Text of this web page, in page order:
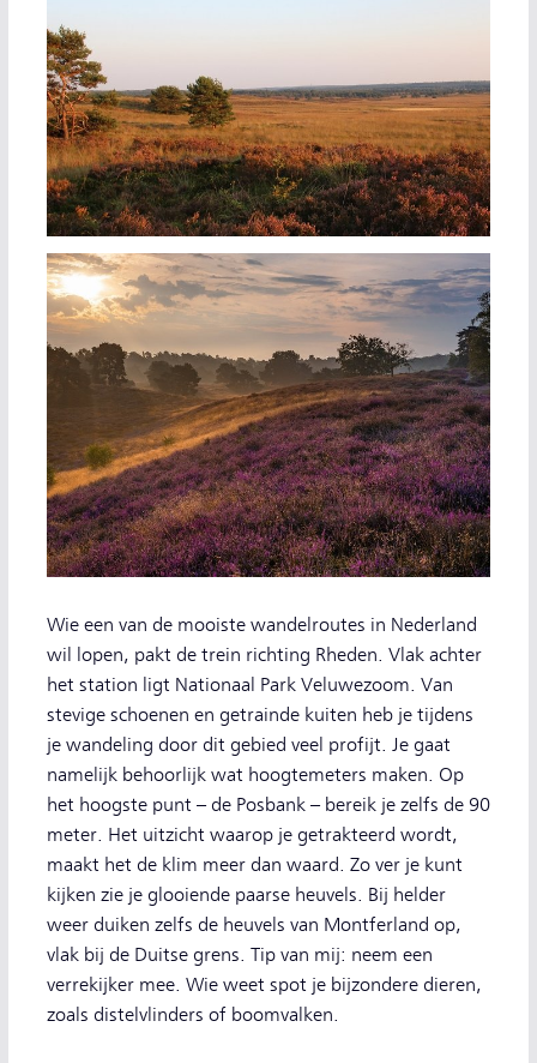
Wie een van de mooiste wandelroutes in Nederland
wil lopen, pakt de trein richting Rheden. Vlak achter
het station ligt Nationaal Park Veluwezoom. Van
stevige schoenen en getrainde kuiten heb je tijdens
je wandeling door dit gebied veel profijt. Je gaat
namelijk behoorlijk wat hoogtemeters maken. Op
het hoogste punt – de Posbank – bereik je zelfs de 90
meter. Het uitzicht waarop je getrakteerd wordt,
maakt het de klim meer dan waard. Zo ver je kunt
kijken zie je glooiende paarse heuvels. Bij helder
weer duiken zelfs de heuvels van Montferland op,
vlak bij de Duitse grens. Tip van mij: neem een
verrekijker mee. Wie weet spot je bijzondere dieren,
zoals distelvlinders of boomvalken.